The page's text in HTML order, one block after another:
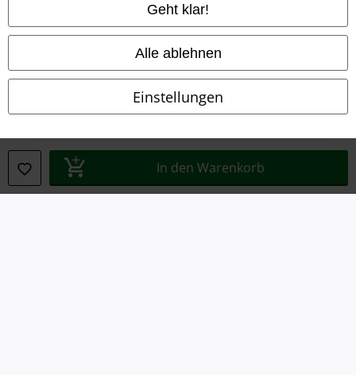
Geht klar!
Alle ablehnen
Einstellungen
In den Warenkorb
Entsorgung und Umweltschutz
Information zur Barrierefreiheit
Cookie-Einstellungen
Vertrag widerrufen
Alle Preise inkl. gesetzlicher Mehrwertsteuer, zzgl.Versandkosten